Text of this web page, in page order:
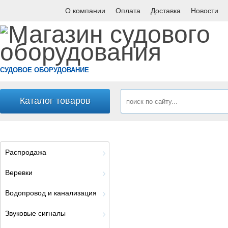
О компании Оплата Доставка Новости
СУДОВОЕ ОБОРУДОВАНИЕ
Каталог товаров
Распродажа
Веревки
Водопровод и канализация
Звуковые сигналы